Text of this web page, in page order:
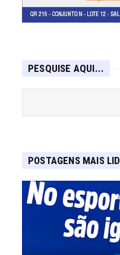
PESQUISE AQUI...
POSTAGENS MAIS